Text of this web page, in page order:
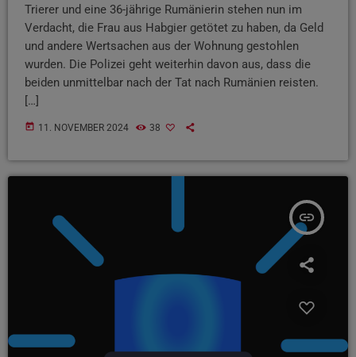
Trierer und eine 36-jährige Rumänierin stehen nun im
Verdacht, die Frau aus Habgier getötet zu haben, da Geld
und andere Wertsachen aus der Wohnung gestohlen
wurden. Die Polizei geht weiterhin davon aus, dass die
beiden unmittelbar nach der Tat nach Rumänien reisten.
[…]
today 11. NOVEMBER 2024 38
insert_link